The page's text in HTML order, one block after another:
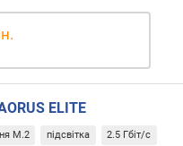
ELITE
M.2 підсвітка 2.5 Гбіт/с